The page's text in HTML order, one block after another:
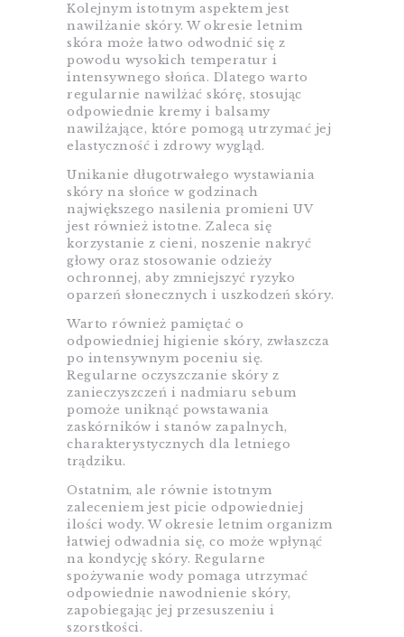
Kolejnym istotnym aspektem jest
nawilżanie skóry. W okresie letnim
skóra może łatwo odwodnić się z
powodu wysokich temperatur i
intensywnego słońca. Dlatego warto
regularnie nawilżać skórę, stosując
odpowiednie kremy i balsamy
nawilżające, które pomogą utrzymać jej
elastyczność i zdrowy wygląd.
Unikanie długotrwałego wystawiania
skóry na słońce w godzinach
największego nasilenia promieni UV
jest również istotne. Zaleca się
korzystanie z cieni, noszenie nakryć
głowy oraz stosowanie odzieży
ochronnej, aby zmniejszyć ryzyko
oparzeń słonecznych i uszkodzeń skóry.
Warto również pamiętać o
odpowiedniej higienie skóry, zwłaszcza
po intensywnym poceniu się.
Regularne oczyszczanie skóry z
zanieczyszczeń i nadmiaru sebum
pomoże uniknąć powstawania
zaskórników i stanów zapalnych,
charakterystycznych dla letniego
trądziku.
Ostatnim, ale równie istotnym
zaleceniem jest picie odpowiedniej
ilości wody. W okresie letnim organizm
łatwiej odwadnia się, co może wpłynąć
na kondycję skóry. Regularne
spożywanie wody pomaga utrzymać
odpowiednie nawodnienie skóry,
zapobiegając jej przesuszeniu i
szorstkości.